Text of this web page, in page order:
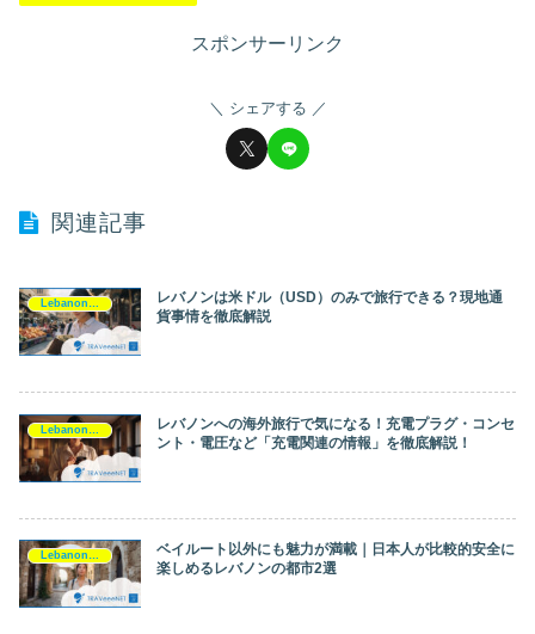
スポンサーリンク
シェアする
関連記事
Lebanon（レバノン）
レバノンは米ドル（USD）のみで旅行できる？現地通
貨事情を徹底解説
レバノンへの海外旅行で気になる！充電プラグ・コンセ
ント・電圧など「充電関連の情報」を徹底解説！
Lebanon（レバノン）
ベイルート以外にも魅力が満載｜日本人が比較的安全に
楽しめるレバノンの都市2選